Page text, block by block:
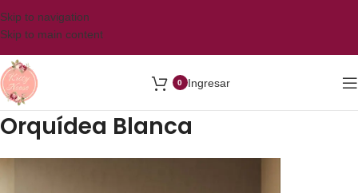
Skip to navigation
Skip to main content
0 Ingresar
Orquí­dea Blanca